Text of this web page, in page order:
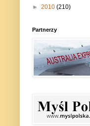
► 2010 (210)
Partnerzy